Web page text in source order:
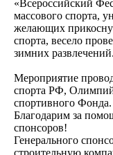
«Всероссийский
массового спорта,
желающих
спорта, весело
зимних развлечений.
Мероприятие
спорта РФ,
спортивного Фонда.
Благодарим за
спонсоров!
Генерального